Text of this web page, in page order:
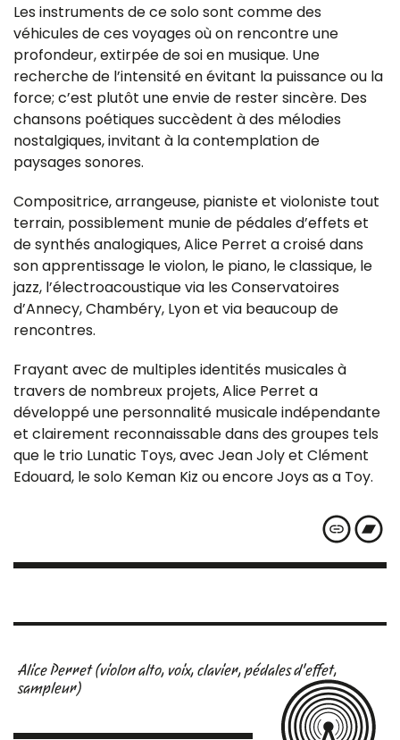
Les instruments de ce solo sont comme des
véhicules de ces voyages où on rencontre une
profondeur, extirpée de soi en musique. Une
recherche de l’intensité en évitant la puissance ou la
force; c’est plutôt une envie de rester sincère. Des
chansons poétiques succèdent à des mélodies
nostalgiques, invitant à la contemplation de
paysages sonores.
Compositrice, arrangeuse, pianiste et violoniste tout
terrain, possiblement munie de pédales d’effets et
de synthés analogiques, Alice Perret a croisé dans
son apprentissage le violon, le piano, le classique, le
jazz, l’électroacoustique via les Conservatoires
d’Annecy, Chambéry, Lyon et via beaucoup de
rencontres.
Frayant avec de multiples identités musicales à
travers de nombreux projets, Alice Perret a
développé une personnalité musicale indépendante
et clairement reconnaissable dans des groupes tels
que le trio Lunatic Toys, avec Jean Joly et Clément
Edouard, le solo Keman Kiz ou encore Joys as a Toy.
Alice Perret (violon alto, voix, clavier, pédales d'effet,
sampleur)